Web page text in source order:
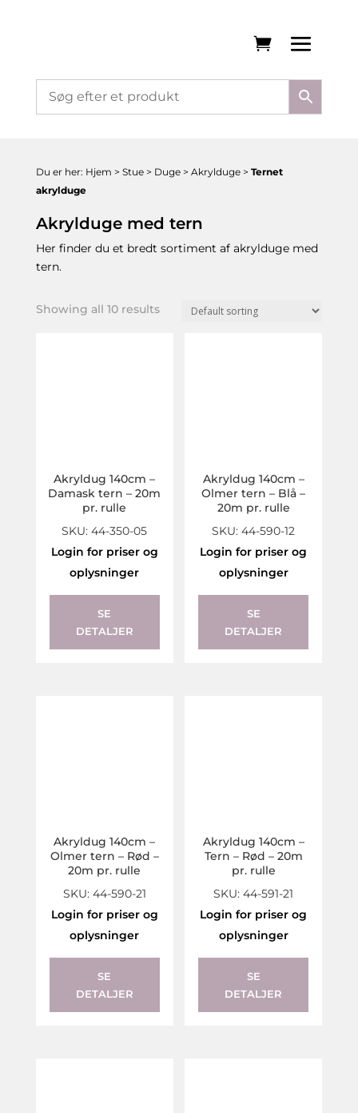
Du er her: Hjem > Stue> Duge> Akrylduge> Ternet
akrylduge
Akrylduge med tern
Her finder du et bredt sortiment af akrylduge med
tern.
Showing all 10 results
Akryldug 140cm –
Damask tern – 20m
pr. rulle
SKU: 44-350-05
Login for priser og
oplysninger
SE
DETALJER
Akryldug 140cm –
Olmer tern – Blå –
20m pr. rulle
SKU: 44-590-12
Login for priser og
oplysninger
SE
DETALJER
Akryldug 140cm –
Olmer tern – Rød –
20m pr. rulle
SKU: 44-590-21
Login for priser og
oplysninger
SE
DETALJER
Akryldug 140cm –
Tern – Rød – 20m
pr. rulle
SKU: 44-591-21
Login for priser og
oplysninger
SE
DETALJER